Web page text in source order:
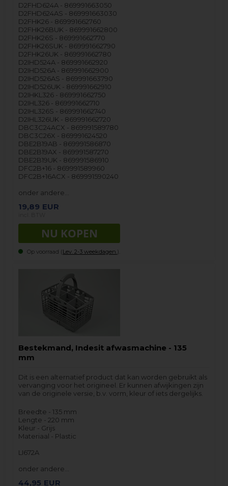
D2FHD624A - 869991663050
D2FHD624AS - 869991663030
D2FHK26 - 869991662760
D2FHK26BUK - 869991662800
D2FHK26S - 869991662770
D2FHK26SUK - 869991662790
D2FHK26UK - 869991662780
D2IHD524A - 869991662920
D2IHD526A - 869991662900
D2IHD526AS - 869991663790
D2IHD526UK - 869991662910
D2IHKL326 - 869991662750
D2IHL326 - 869991662710
D2IHL326S - 869991662740
D2IHL326UK - 869991662720
DBC3C24ACX - 869991589780
DBC3C26X - 869991624520
DBE2B19AB - 869991586870
DBE2B19AX - 869991587270
DBE2B19UK - 869991586910
DFC2B+16 - 869991589960
DFC2B+16ACX - 869991590240
onder andere…
19,89 EUR
Op voorraad (Lev. 2-3 weekdagen. ).
Bestekmand, Indesit afwasmachine - 135
mm
Dit is een alternatief product dat kan worden gebruikt als
vervanging voor het origineel. Er kunnen afwijkingen zijn
van de originele versie, b.v. vorm, kleur of iets dergelijks.
Breedte - 135 mm
Lengte - 220 mm
Kleur - Grijs
Materiaal - Plastic
LI672A
onder andere…
44,95 EUR